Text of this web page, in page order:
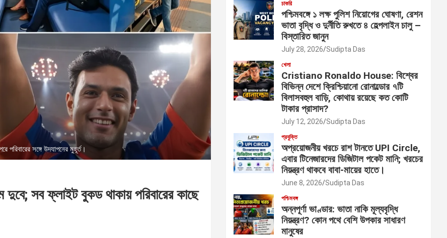
সঙ্গে উদযাপনের মুহূর্ত।
দুবে; সব ফ্লাইট বুকড থাকায় পরিবারের কাছে
চাকরি
পশ্চিমবঙ্গে ১ লক্ষ পুলিশ নিয়োগের ঘোষণা, রেশন
ভাতা বৃদ্ধি ও দুর্নীতি রুখতে ৪ হেল্পলাইন চালু –
বিস্তারিত জানুন
July 28, 2026 Sudipta Das
খেলা
Cristiano Ronaldo House: বিশ্বের
বিভিন্ন দেশে ক্রিশ্চিয়ানো রোনাল্ডোর ৭টি
বিলাসবহুল বাড়ি, কোথায় রয়েছে কত কোটি
টাকার প্রাসাদ?
July 12, 2026 Sudipta Das
প্রযুক্তি
অপ্রয়োজনীয় খরচে রাশ টানতে UPI Circle,
এবার টিনেজারদের ডিজিটাল পকেট মানি; খরচের
নিয়ন্ত্রণ থাকবে বাবা-মায়ের হাতে।
June 8, 2026 Sudipta Das
পশ্চিমবঙ্গ
অন্নপূর্ণা ভাণ্ডার: ভাতা নাকি মূল্যবৃদ্ধি
নিয়ন্ত্রণ? কোন পথে বেশি উপকার সাধারণ
মানুষের